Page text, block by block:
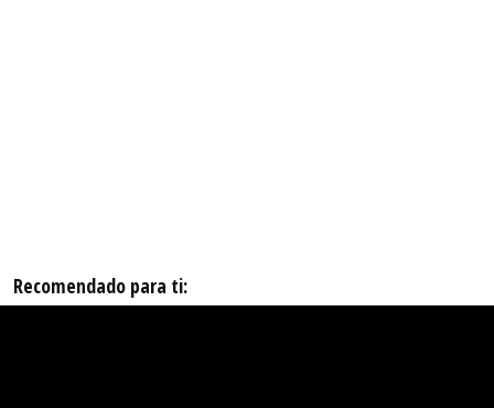
Recomendado para ti: